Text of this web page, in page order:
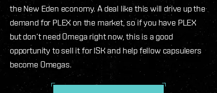
the New Eden economy. A deal like this will drive up the
demand for PLEX on the market, so if you have PLEX
but don’t need Omega right now, this is a good
opportunity to sell it for ISK and help fellow capsuleers
become Omegas.